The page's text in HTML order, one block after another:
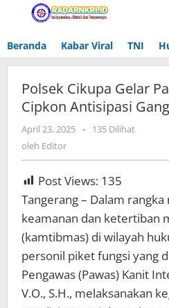
Lewati
Beranda Kabar Viral TNI
Polsek Cikupa Gelar
Cipkon Antisipasi
April 23, 2025 oleh
-
135 Dilihat
oleh Editor
Post Views: 135
Tangerang – Dalam
keamanan dan ketertiban
(kamtibmas) di wilayah
personil piket fungsi yang
Pengawas (Pawas) Kanit
V.O., S.H., melaksanakan